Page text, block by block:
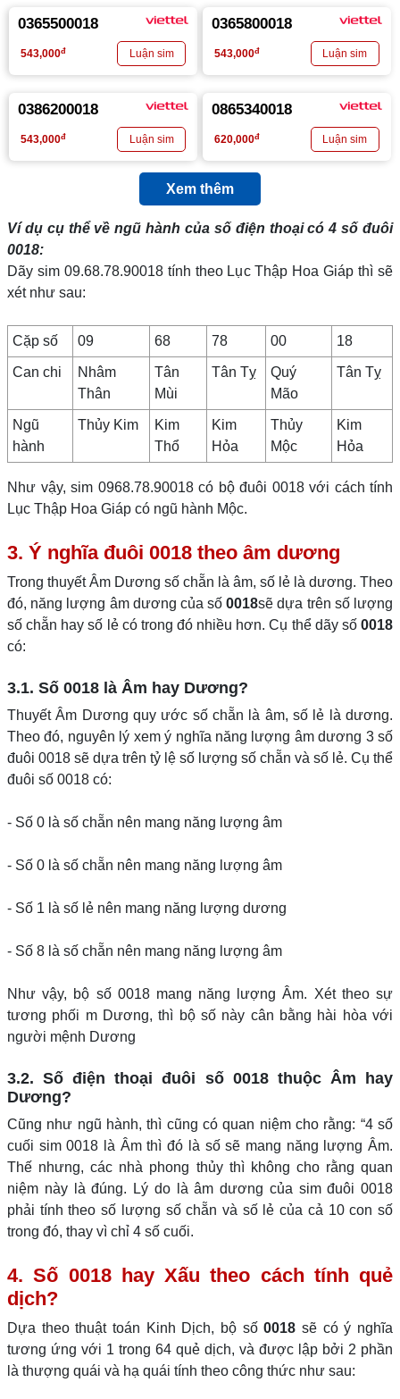
0365500018
543,000đ
0365800018
543,000đ
0386200018
543,000đ
0865340018
620,000đ
Xem thêm
Ví dụ cụ thể về ngũ hành của số điện thoại có 4 số đuôi
0018:
Dãy sim 09.68.78.90018 tính theo Lục Thập Hoa Giáp thì sẽ
xét như sau:
Cặp số 09 68 78 00 18
Can chi
Nhâm
Thân
Tân
Mùi
Tân Tỵ
Quý
Mão
Tân Tỵ
Ngũ
hành
Thủy Kim
Kim
Thổ
Kim
Hỏa
Thủy
Mộc
Kim
Hỏa
Như vậy, sim 0968.78.90018 có bộ đuôi 0018 với cách tính
Lục Thập Hoa Giáp có ngũ hành Mộc.
3. Ý nghĩa đuôi 0018 theo âm dương
Trong thuyết Âm Dương số chẵn là âm, số lẻ là dương. Theo
đó, năng lượng âm dương của số0018sẽ dựa trên số lượng
số chẵn hay số lẻ có trong đó nhiều hơn. Cụ thể dãy số 0018
có:
3.1. Số 0018 là Âm hay Dương?
Thuyết Âm Dương quy ước số chẵn là âm, số lẻ là dương.
Theo đó, nguyên lý xem ý nghĩa năng lượng âm dương 3 số
đuôi 0018 sẽ dựa trên tỷ lệ số lượng số chẵn và số lẻ. Cụ thể
đuôi số 0018 có:
- Số 0 là số chẵn nên mang năng lượng âm
- Số 0 là số chẵn nên mang năng lượng âm
- Số 1 là số lẻ nên mang năng lượng dương
- Số 8 là số chẵn nên mang năng lượng âm
Như vậy, bộ số 0018 mang năng lượng Âm. Xét theo sự
tương phối m Dương, thì bộ số này cân bằng hài hòa với
người mệnh Dương
3.2. Số điện thoại đuôi số 0018 thuộc Âm hay
Dương?
Cũng như ngũ hành, thì cũng có quan niệm cho rằng: “4 số
cuối sim 0018 là Âm thì đó là số sẽ mang năng lượng Âm.
Thế nhưng, các nhà phong thủy thì không cho rằng quan
niệm này là đúng. Lý do là âm dương của sim đuôi 0018
phải tính theo số lượng số chẵn và số lẻ của cả 10 con số
trong đó, thay vì chỉ 4 số cuối.
4. Số 0018 hay Xấu theo cách tính quẻ
dịch?
Dựa theo thuật toán Kinh Dịch, bộ số0018 sẽ có ý nghĩa
tương ứng với 1 trong 64 quẻ dịch, và được lập bởi 2 phần
là thượng quái và hạ quái tính theo công thức như sau: